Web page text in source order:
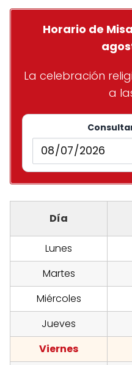
Horario de
La celebración
a
Día
Lunes
Martes
Miércoles
Jueves
Viernes